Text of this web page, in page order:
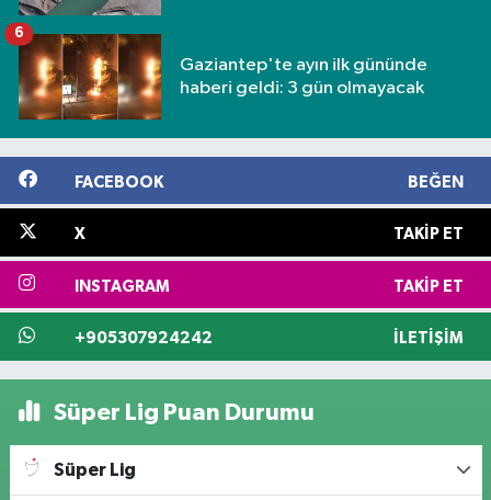
Gaziantep'te ayın ilk gününde
haberi geldi: 3 gün olmayacak
6
FACEBOOK BEĞEN
X TAKIP ET
INSTAGRAM TAKIP ET
+905307924242 İLETIŞIM
Süper Lig Puan Durumu
Süper Lig